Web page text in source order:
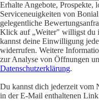
Erhalte Angebote, Prospekte,
Serviceneuigkeiten von
gelegentliche
Klick auf „Weiter" willigst du
kannst deine Einwilligung
widerrufen. Weitere
zur Analyse von Öffnungen
Datenschutzerklärung.
Du kannst dich jederzeit vom
in der E-Mail enthaltenen